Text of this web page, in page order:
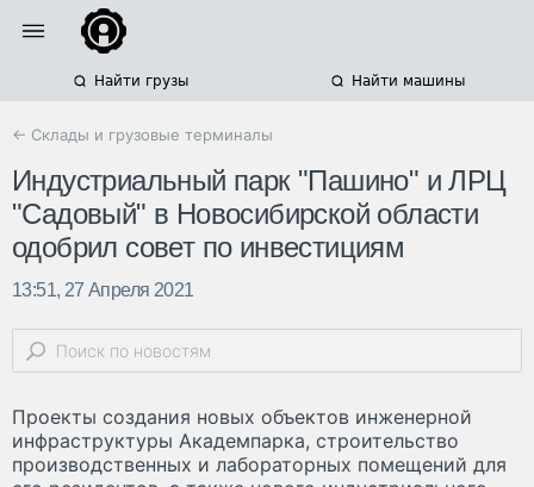
Найти грузы Найти машины
← Склады и грузовые терминалы
Индустриальный парк "Пашино" и ЛРЦ
"Садовый" в Новосибирской области
одобрил совет по инвестициям
13:51, 27 Апреля 2021
Проекты создания новых объектов инженерной
инфраструктуры Академпарка, строительство
производственных и лабораторных помещений для